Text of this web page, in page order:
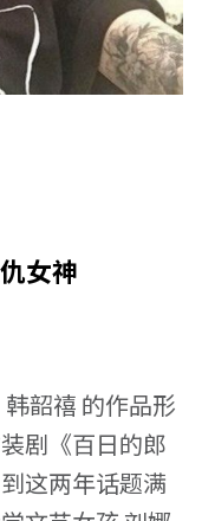
女神
韶禧 的作品形
剧《百日的郎
这两年话题满